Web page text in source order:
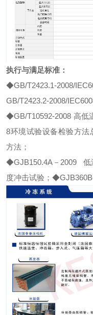
执行与满足标准：
◆GB/T2423.1-2008/
GB/T2423.2-2008/
◆GB/T10592-2008 高低
8环境试验设备检验方
方法；
◆GJB150.4A－2009 低
度冲击试验；